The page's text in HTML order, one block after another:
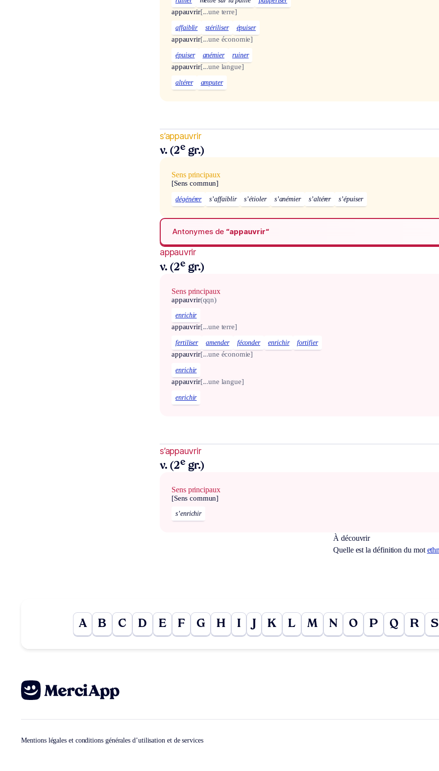
appauvrir[...une terre]
affaiblir stériliser épuiser
appauvrir[...une économie]
épuiser anémier ruiner
appauvrir[...une langue]
altérer amputer
s’appauvrir
v. (2e gr.)
Sens principaux
[Sens commun]
dégénérer s’affaiblir s’étioler s’anémier s’altérer s’épuiser
Antonymes de “appauvrir“
appauvrir
v. (2e gr.)
Sens principaux
appauvrir(qqn)
enrichir
appauvrir[...une terre]
fertiliser amender féconder enrichir fortifier
appauvrir[...une économie]
enrichir
appauvrir[...une langue]
enrichir
s’appauvrir
v. (2e gr.)
Sens principaux
[Sens commun]
s’enrichir
À découvrir
Quelle est la définition du mot
A B C D E F G H I J K L M N O P Q R S
Mentions légales et conditions générales d’utilisation et de services